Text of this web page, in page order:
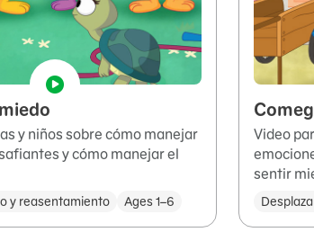
y niños sobre cómo manejar
y cómo manejar el
y reasentamiento Ages 1–6
Video
sentir